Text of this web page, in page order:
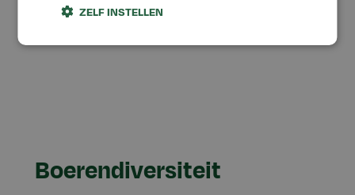
Boerendiversiteit
ZELF INSTELLEN